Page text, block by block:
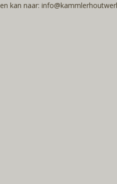
kan naar: